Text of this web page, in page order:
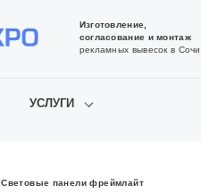
Изготовление,
согласование и монтаж
рекламных вывесок в Сочи
УСЛУГИ
Световые панели фреймлайт